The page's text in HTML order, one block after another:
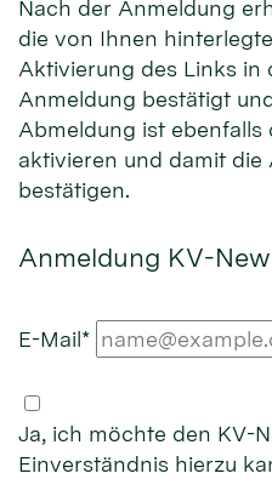
Nach der Anmeldung
die von Ihnen
Aktivierung des Links in
Anmeldung bestätigt
Abmeldung ist ebenfalls
aktivieren und damit die
bestätigen.
Anmeldung KV-
E-Mail*
Ja, ich möchte den KV-
Einverständnis hierzu